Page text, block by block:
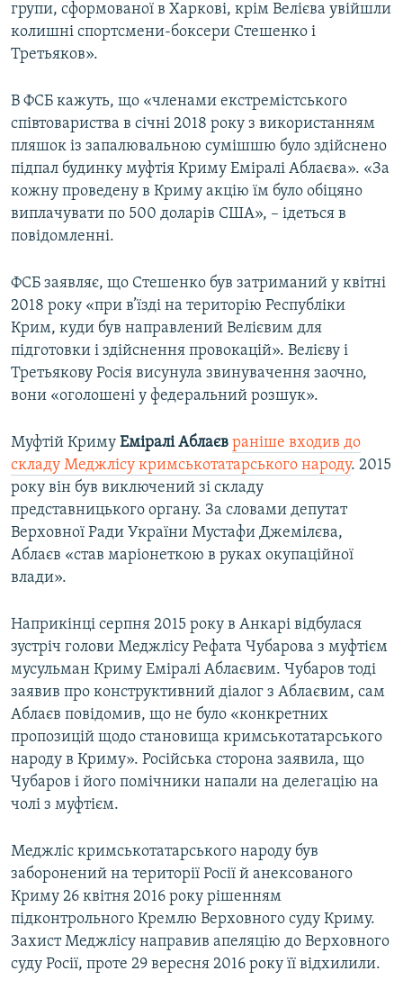
групи, сформованої в Харкові, крім Велієва увійшли
колишні спортсмени-боксери Стешенко і
Третьяков».
В ФСБ кажуть, що «членами екстремістського
співтовариства в січні 2018 року з використанням
пляшок із запалювальною сумішшю було здійснено
підпал будинку муфтія Криму Еміралі Аблаєва». «За
кожну проведену в Криму акцію їм було обіцяно
виплачувати по 500 доларів США», – ідеться в
повідомленні.
ФСБ заявляє, що Стешенко був затриманий у квітні
2018 року «при в’їзді на територію Республіки
Крим, куди був направлений Велієвим для
підготовки і здійснення провокацій». Велієву і
Третьякову Росія висунула звинувачення заочно,
вони «оголошені у федеральний розшук».
Муфтій Криму Еміралі Аблаєв раніше входив до
складу Меджлісу кримськотатарського народу. 2015
року він був виключений зі складу
представницького органу. За словами депутат
Верховної Ради України Мустафи Джемілєва,
Аблаєв «став маріонеткою в руках окупаційної
влади».
Наприкінці серпня 2015 року в Анкарі відбулася
зустріч голови Меджлісу Рефата Чубарова з муфтієм
мусульман Криму Еміралі Аблаєвим. Чубаров тоді
заявив про конструктивний діалог з Аблаєвим, сам
Аблаєв повідомив, що не було «конкретних
пропозицій щодо становища кримськотатарського
народу в Криму». Російська сторона заявила, що
Чубаров і його помічники напали на делегацію на
чолі з муфтієм.
Меджліс кримськотатарського народу був
заборонений на території Росії й анексованого
Криму 26 квітня 2016 року рішенням
підконтрольного Кремлю Верховного суду Криму.
Захист Меджлісу направив апеляцію до Верховного
суду Росії, проте 29 вересня 2016 року її відхилили.